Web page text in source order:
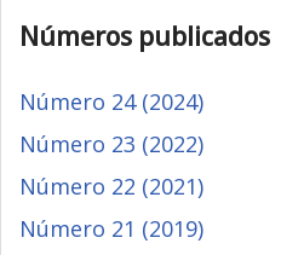
Números publicados
Número 24 (2024)
Número 23 (2022)
Número 22 (2021)
Número 21 (2019)